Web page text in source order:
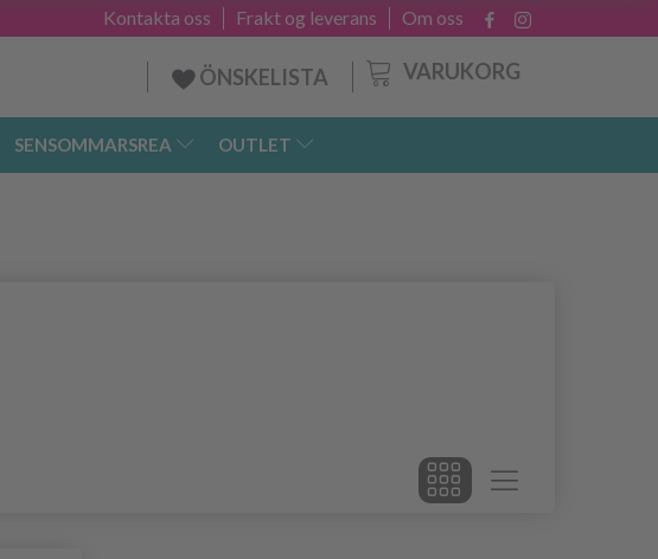
Om oss
Frakt og leverans
Kontakta oss
VARUKORG
ÖNSKELISTA
SENSOMMARSREA OUTLET